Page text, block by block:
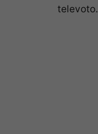
televoto.